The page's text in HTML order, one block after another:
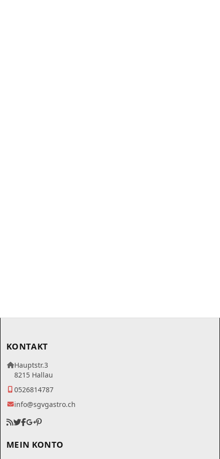
KONTAKT
Hauptstr.3
8215 Hallau
0526814787
info@sgvgastro.ch
MEIN KONTO